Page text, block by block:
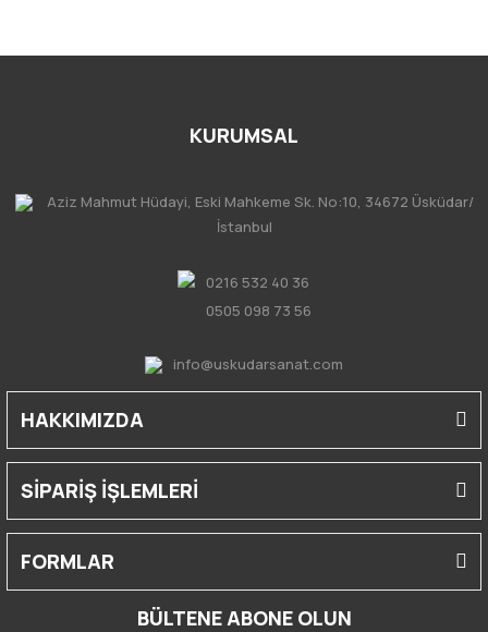
KURUMSAL
Aziz Mahmut Hüdayi, Eski Mahkeme Sk. No:10, 34672 Üsküdar/
İstanbul
0216 532 40 36
0505 098 73 56
info@uskudarsanat.com
HAKKIMIZDA
SİPARİŞ İŞLEMLERİ
FORMLAR
BÜLTENE ABONE OLUN